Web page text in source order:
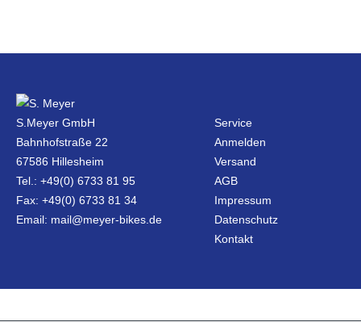
S.Meyer GmbH
Bahnhofstraße 22
67586 Hillesheim
Tel.: +49(0) 6733 81 95
Fax: +49(0) 6733 81 34
Email: mail@meyer-bikes.de
Service
Anmelden
Versand
AGB
Impressum
Datenschutz
Kontakt